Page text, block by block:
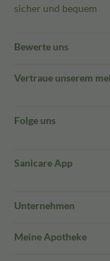
sicher und bequem
Bewerte uns
Vertraue unserem
Folge uns
Sanicare App
Unternehmen
Meine Apotheke